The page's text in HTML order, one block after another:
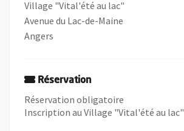
Village "Vital'été au lac"
Avenue du Lac-de-Maine
Angers
Réservation
Réservation obligatoire
Inscription au Village "Vital'été au lac"